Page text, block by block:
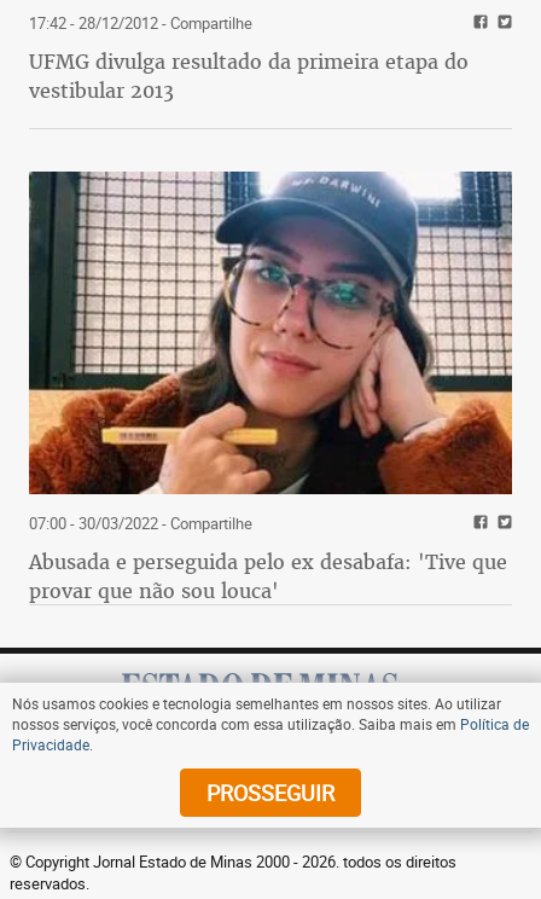
17:42 - 28/12/2012- Compartilhe
UFMG divulga resultado da primeira etapa do
vestibular 2013
07:00 - 30/03/2022- Compartilhe
Abusada e perseguida pelo ex desabafa: 'Tive que
provar que não sou louca'
Assine
© Copyright Jornal Estado de Minas 2000 - 2026. todos os direitos
reservados.
Nós usamos cookies e tecnologia semelhantes em nossos sites. Ao utilizar
nossos serviços, você concorda com essa utilização. Saiba mais em Política de
Privacidade
PROSSEGUIR